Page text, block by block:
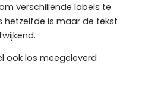
verschillende labels te
hetzelfde is maar de tekst
ook los meegeleverd